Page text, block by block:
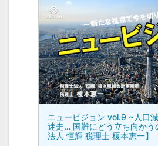
ニュービジョン vol.9 ~人口
迷走… 国難にどう立ち向かう
法人 恒輝 税理士 榎本恵一】